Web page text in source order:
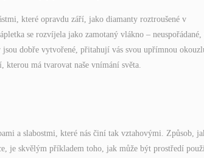
které opravdu září, jako diamanty roztroušené v
se rozvíjela jako zamotaný vlákno – neuspořádané,
dobře vytvořené, přitahují vás svou upřímnou
kterou má tvarovat naše vnímání světa.
a slabostmi, které nás činí tak vztahovými. Způsob,
je skvělým příkladem toho, jak může být prostředí